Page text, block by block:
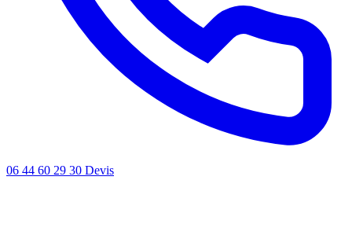
06 44 60 29 30 Devis